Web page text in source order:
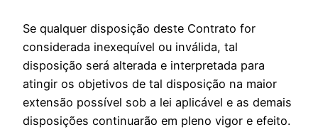
Se qualquer disposição deste Contrato for
considerada inexequível ou inválida, tal
disposição será alterada e interpretada para
atingir os objetivos de tal disposição na maior
extensão possível sob a lei aplicável e as demais
disposições continuarão em pleno vigor e efeito.